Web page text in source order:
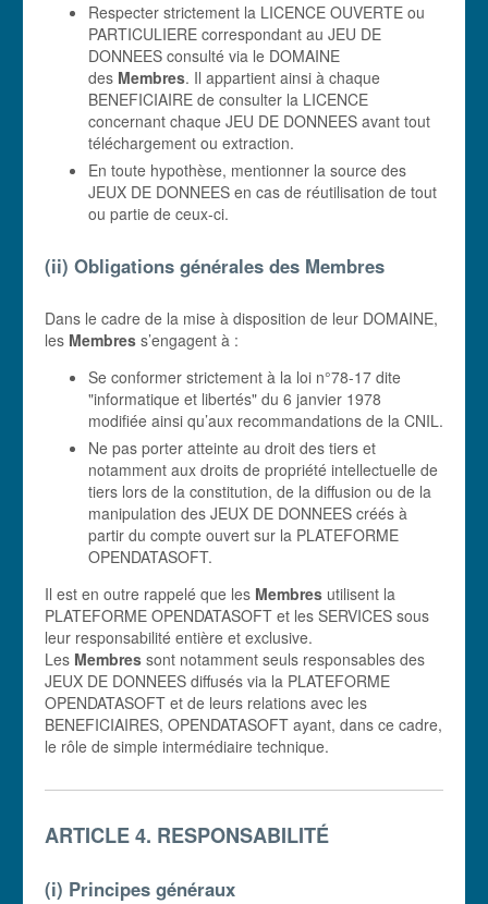
Respecter strictement la LICENCE OUVERTE ou
PARTICULIERE correspondant au JEU DE
DONNEES consulté via le DOMAINE
des Membres. Il appartient ainsi à chaque
BENEFICIAIRE de consulter la LICENCE
concernant chaque JEU DE DONNEES avant tout
téléchargement ou extraction.
En toute hypothèse, mentionner la source des
JEUX DE DONNEES en cas de réutilisation de tout
ou partie de ceux-ci.
(ii) Obligations générales des Membres
Dans le cadre de la mise à disposition de leur DOMAINE,
les Membres s’engagent à :
Se conformer strictement à la loi n°78-17 dite
"informatique et libertés" du 6 janvier 1978
modifiée ainsi qu’aux recommandations de la CNIL.
Ne pas porter atteinte au droit des tiers et
notamment aux droits de propriété intellectuelle de
tiers lors de la constitution, de la diffusion ou de la
manipulation des JEUX DE DONNEES créés à
partir du compte ouvert sur la PLATEFORME
OPENDATASOFT.
Il est en outre rappelé que les Membres utilisent la
PLATEFORME OPENDATASOFT et les SERVICES sous
leur responsabilité entière et exclusive.
Les Membres sont notamment seuls responsables des
JEUX DE DONNEES diffusés via la PLATEFORME
OPENDATASOFT et de leurs relations avec les
BENEFICIAIRES, OPENDATASOFT ayant, dans ce cadre,
le rôle de simple intermédiaire technique.
ARTICLE 4. RESPONSABILITÉ
(i) Principes généraux